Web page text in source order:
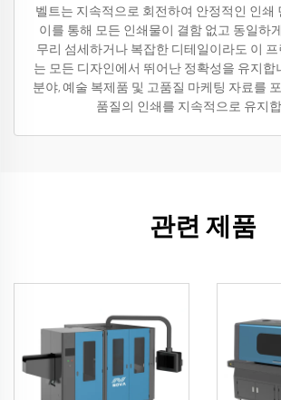
벨트는 지속적으로 회전하여 안정적인 인쇄
이를 통해 모든 인쇄물이 결함 없고 동일하
무리 섬세하거나 복잡한 디테일이라도 이
는 모든 디자인에서 뛰어난 정확성을 유지합
분야, 예술 복제품 및 고품질 마케팅 자료를
품질의 인쇄를 지속적으로 유지
관련 제품